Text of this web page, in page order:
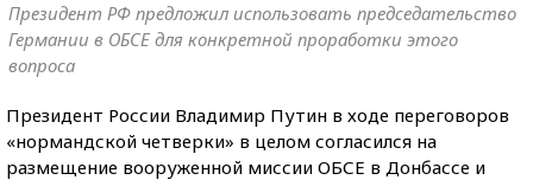
Президент РФ предложил использовать председательство
Германии в ОБСЕ для конкретной проработки этого
вопроса
Президент России Владимир Путин в ходе переговоров
«нормандской четверки» в целом согласился на
размещение вооруженной миссии ОБСЕ в Донбассе и